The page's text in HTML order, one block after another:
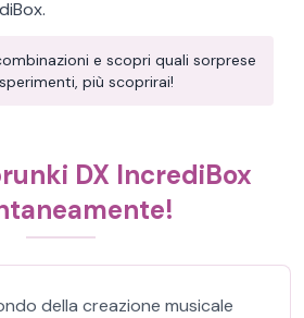
e scopri quali sorprese
più scoprirai!
DX IncrediBox
della creazione musicale